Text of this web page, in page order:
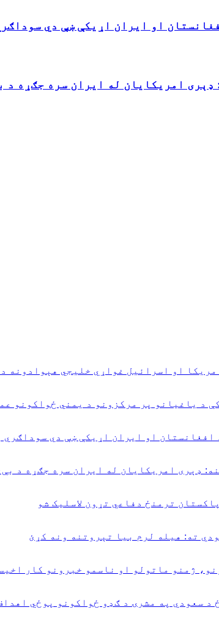
او ایران اړیکې ښې دي
امریکایان له ایران سره جګړه د
او اسرائیل غواړي خلیجي هېوادونه
د یاغیانو پر مرکزونو د یمني ځواکونو
افغانستان او ایران اړیکې ښې دي سوداګري
ډېری امریکایان له ایران سره جګړه د
ترمنځ دفاعي تړون لاسلیک شو
ته: هیله لرم بیا تېروتنه ونه کړئ
ژمنو ماتولو او ناسمو خبرونو کار
د سعودي په مشرۍ د ګډو ځواکونو پوځي